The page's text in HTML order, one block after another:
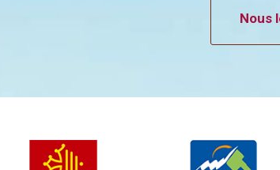
Nous